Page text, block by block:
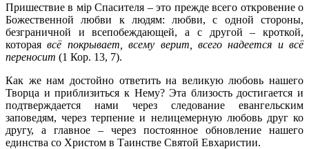
Пришествие в мiр Спасителя – это прежде всего откровение о
Божественной любви к людям: любви, с одной стороны,
безграничной и всепобеждающей, а с другой – кроткой,
котораявсё покрывает, всему верит, всего надеется и всё
переносит (1 Кор. 13, 7).
Как же нам достойно ответить на великую любовь нашего
Творца и приблизиться к Нему? Эта близость достигается и
подтверждается нами через следование евангельским
заповедям, через терпение и нелицемерную любовь друг ко
другу, а главное – через постоянное обновление нашего
единства со Христом в Таинстве Святой Евхаристии.